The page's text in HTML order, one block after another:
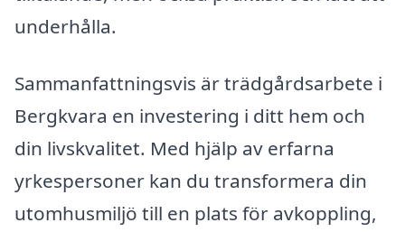
underhålla.
Sammanfattningsvis är trädgårdsarbete i
Bergkvara en investering i ditt hem och
din livskvalitet. Med hjälp av erfarna
yrkespersoner kan du transformera din
utomhusmiljö till en plats för avkoppling,